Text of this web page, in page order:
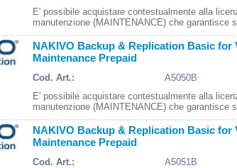
E' possibile acquistare contestualmente alla
manutenzione (MAINTENANCE) che garantisce
NAKIVO Backup & Replication Basic
Maintenance Prepaid
Cod. Art.:
A5050B
E' possibile acquistare contestualmente alla
manutenzione (MAINTENANCE) che garantisce
NAKIVO Backup & Replication Basic
Maintenance Prepaid
Cod. Art.:
A5051B